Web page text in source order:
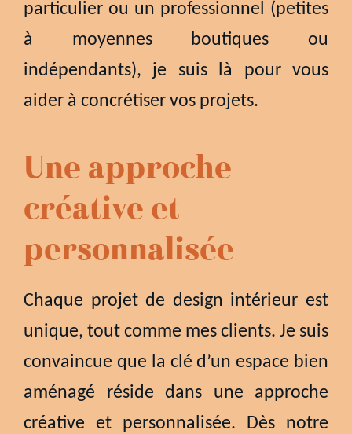
particulier ou un professionnel (petites
à moyennes boutiques ou
indépendants), je suis là pour vous
aider à concrétiser vos projets.
Une approche
créative et
personnalisée
Chaque projet de design intérieur est
unique, tout comme mes clients. Je suis
convaincue que la clé d’un espace bien
aménagé réside dans une approche
créative et personnalisée. Dès notre